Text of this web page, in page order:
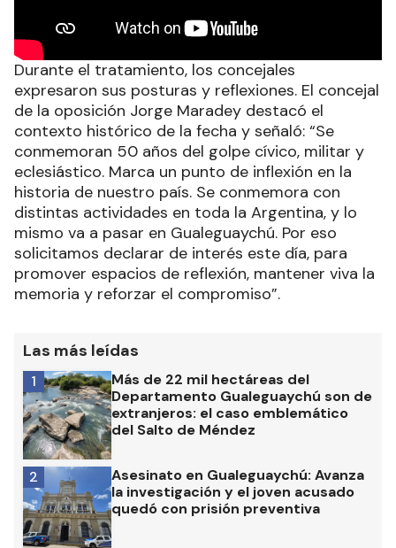
Durante el tratamiento, los concejales
expresaron sus posturas y reflexiones. El concejal
de la oposición Jorge Maradey destacó el
contexto histórico de la fecha y señaló: “Se
conmemoran 50 años del golpe cívico, militar y
eclesiástico. Marca un punto de inflexión en la
historia de nuestro país. Se conmemora con
distintas actividades en toda la Argentina, y lo
mismo va a pasar en Gualeguaychú. Por eso
solicitamos declarar de interés este día, para
promover espacios de reflexión, mantener viva la
memoria y reforzar el compromiso”.
Las más leídas
Más de 22 mil hectáreas del
Departamento Gualeguaychú son de
extranjeros: el caso emblemático
del Salto de Méndez
1
Asesinato en Gualeguaychú: Avanza
la investigación y el joven acusado
quedó con prisión preventiva
2